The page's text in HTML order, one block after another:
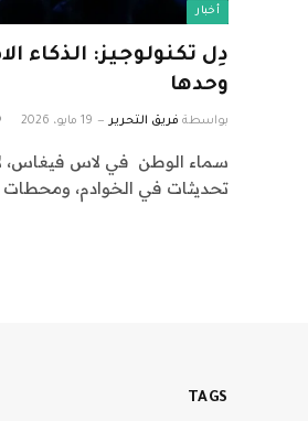
أخبار
دِل تكنولوجيز:
وحدها
بواسطة فريق التحرير 19 مايو، 2026
تحديثات في الخوادم، ومحطات
TAGS